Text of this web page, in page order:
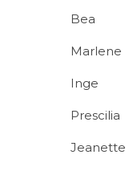
Bea
Marlene
Inge
Prescilia
Jeanette